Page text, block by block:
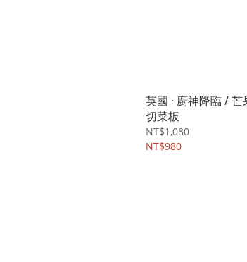
英國 · 廚神降臨 / 芒
切菜板
NT$1,080
NT$980